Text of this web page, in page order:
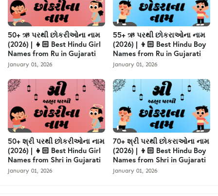
50+ ઋ પરથી છોકરીઓના નામ
(2026) | 👧🏻 Best Hindu Girl
Names from Ru in Gujarati
January 01, 2026
55+ ઋ પરથી છોકરાઓના નામ
(2026) | 👦🏻 Best Hindu Boy
Names from Ru in Gujarati
January 01, 2026
50+ શ્રી પરથી છોકરીઓના નામ
(2026) | 👧🏻 Best Hindu Girl
Names from Shri in Gujarati
January 01, 2026
70+ શ્રી પરથી છોકરાઓના નામ
(2026) | 👦🏻 Best Hindu Boy
Names from Shri in Gujarati
January 01, 2026